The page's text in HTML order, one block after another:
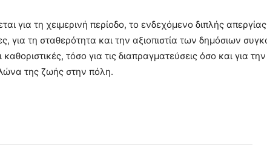
για τη χειμερινή περίοδο, το ενδεχόμενο διπλής
για τη σταθερότητα και την αξιοπιστία των δημόσιων
τόσο για τις διαπραγματεύσεις όσο και για
της ζωής στην πόλη.